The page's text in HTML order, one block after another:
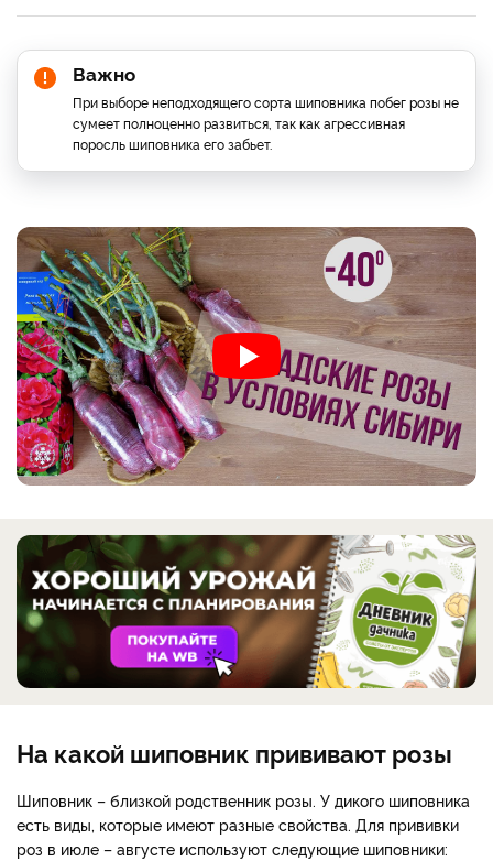
Важно
При выборе неподходящего сорта шиповника побег розы не
сумеет полноценно развиться, так как агрессивная
поросль шиповника его забьет.
На какой шиповник прививают розы
Шиповник – близкой родственник розы. У дикого шиповника
есть виды, которые имеют разные свойства. Для прививки
роз в июле – августе используют следующие шиповники: